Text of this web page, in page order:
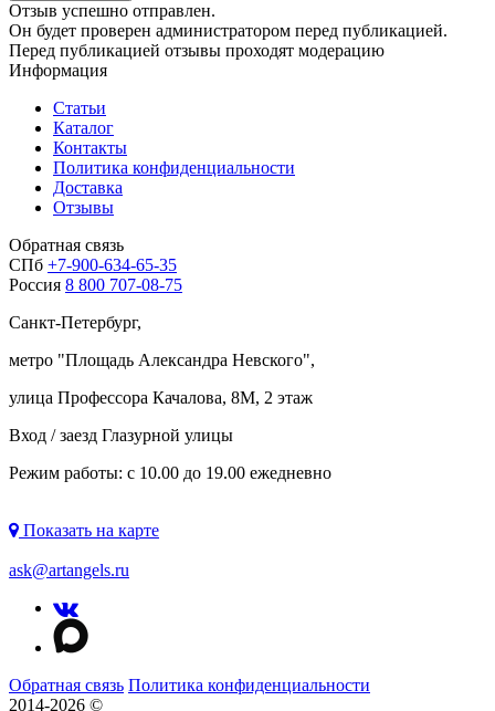
Отзыв успешно отправлен.
Он будет проверен администратором перед публикацией.
Перед публикацией отзывы проходят модерацию
Информация
Статьи
Каталог
Контакты
Политика конфиденциальности
Доставка
Отзывы
Обратная связь
СПб +7-900-634-65-35
Россия 8 800 707-08-75
Санкт-Петербург,
метро "Площадь Александра Невского",
улица Профессора Качалова, 8М, 2 этаж
Вход / заезд Глазурной улицы
Режим работы: с 10.00 до 19.00 ежедневно
Показать на карте
ask@artangels.ru
Обратная связь Политика конфиденциальности
2014-2026 ©